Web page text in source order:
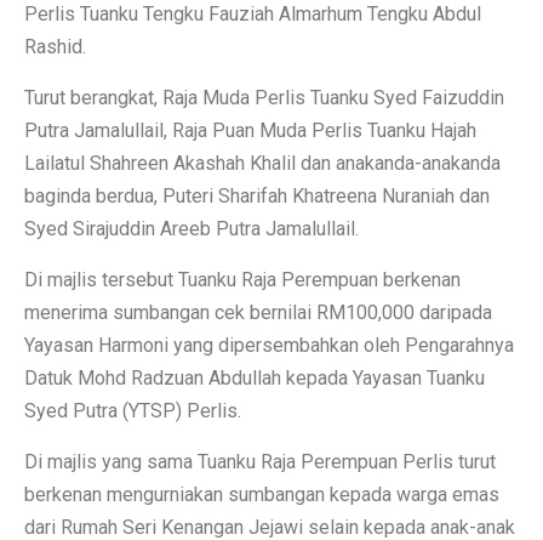
Perlis Tuanku Tengku Fauziah Almarhum Tengku Abdul
Rashid.
Turut berangkat, Raja Muda Perlis Tuanku Syed Faizuddin
Putra Jamalullail, Raja Puan Muda Perlis Tuanku Hajah
Lailatul Shahreen Akashah Khalil dan anakanda-anakanda
baginda berdua, Puteri Sharifah Khatreena Nuraniah dan
Syed Sirajuddin Areeb Putra Jamalullail.
Di majlis tersebut Tuanku Raja Perempuan berkenan
menerima sumbangan cek bernilai RM100,000 daripada
Yayasan Harmoni yang dipersembahkan oleh Pengarahnya
Datuk Mohd Radzuan Abdullah kepada Yayasan Tuanku
Syed Putra (YTSP) Perlis.
Di majlis yang sama Tuanku Raja Perempuan Perlis turut
berkenan mengurniakan sumbangan kepada warga emas
dari Rumah Seri Kenangan Jejawi selain kepada anak-anak